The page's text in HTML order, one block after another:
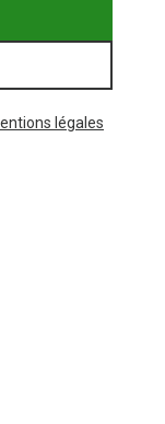
légales